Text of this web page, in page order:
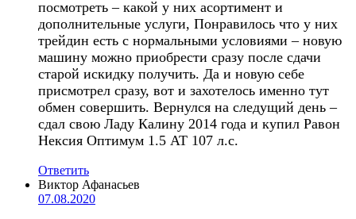
посмотреть – какой у них асортимент и
дополнительные услуги, Понравилось что у них
трейдин есть с нормальными условиями – новую
машину можно приобрести сразу после сдачи
старой искидку получить. Да и новую себе
присмотрел сразу, вот и захотелось именно тут
обмен совершить. Вернулся на следущий день –
сдал свою Ладу Калину 2014 года и купил Равон
Нексия Оптимум 1.5 АТ 107 л.с.
Ответить
Виктор Афанасьев
07.08.2020